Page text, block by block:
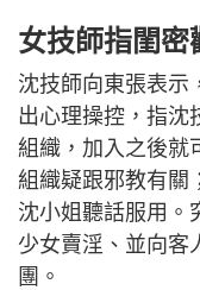
女技師指閨密
沈技師向東張表示
出心理操控，指沈
組織，加入之後就
組織疑跟邪教有關
沈小姐聽話服用。
少女賣淫、並向客
團。